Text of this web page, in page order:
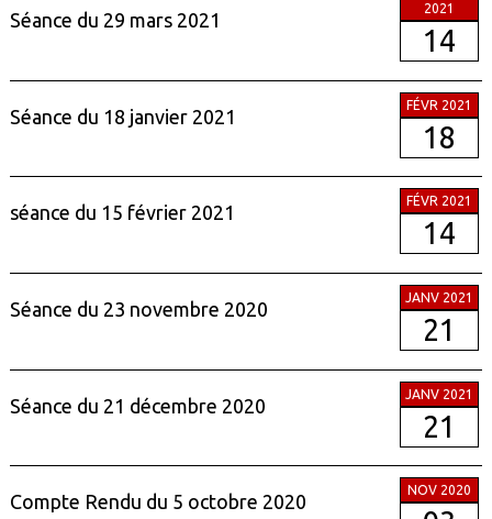
Séance du 29 mars 2021
2021
14
Séance du 18 janvier 2021
FÉVR 2021
18
séance du 15 février 2021
FÉVR 2021
14
Séance du 23 novembre 2020
JANV 2021
21
Séance du 21 décembre 2020
JANV 2021
21
Compte Rendu du 5 octobre 2020
NOV 2020